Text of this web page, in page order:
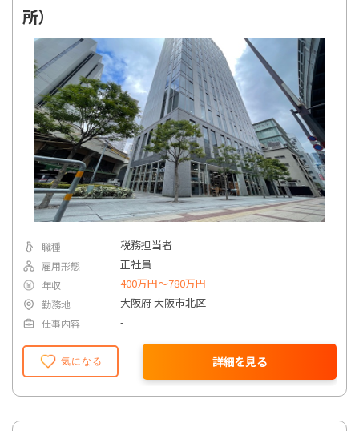
所）
気になる 詳細を見る
職種 税務担当者
雇用形態 正社員
年収 400万円〜780万円
勤務地 大阪府 大阪市北区
仕事内容 -